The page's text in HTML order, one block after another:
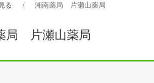
る 湘南薬局 片瀬山薬局
局 片瀬山薬局